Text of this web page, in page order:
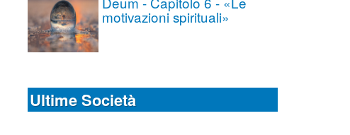
motivazioni spirituali»
Ultime Società